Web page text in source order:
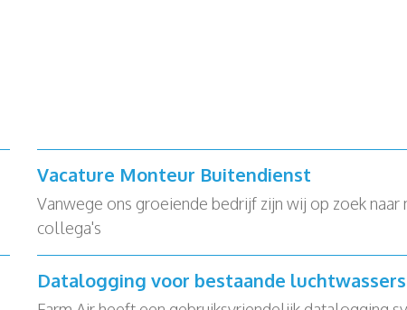
Vacature Monteur Buitendienst
Vanwege ons groeiende bedrijf zijn wij op zoek naar
collega's
Datalogging voor bestaande luchtwassers